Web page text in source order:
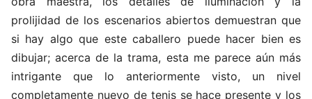
prolijidad de los escenarios abiertos demuestran que
si hay algo que este caballero puede hacer bien es
dibujar; acerca de la trama, esta me parece aún más
intrigante que lo anteriormente visto, un nivel
completamente nuevo de tenis se hace presente y los